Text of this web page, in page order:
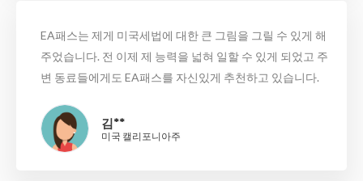
EA패스는 제게 미국세법에 대한 큰 그림을 그릴 수 있게 해
주었습니다. 전 이제 제 능력을 넓혀 일할 수 있게 되었고 주
변 동료들에게도 EA패스를 자신있게 추천하고 있습니다.
김**
미국 캘리포니아주